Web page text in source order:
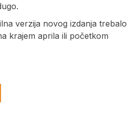
verzija novog izdanja trebalo
krajem aprila ili početkom